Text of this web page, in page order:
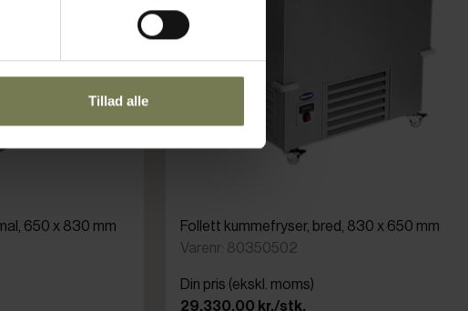
Tillad alle
650 x 830 mm
Follett kummefryser, bred, 830 x 650 mm
Varenr: 80350502
Din pris (ekskl. moms)
29.330,00 kr./stk.